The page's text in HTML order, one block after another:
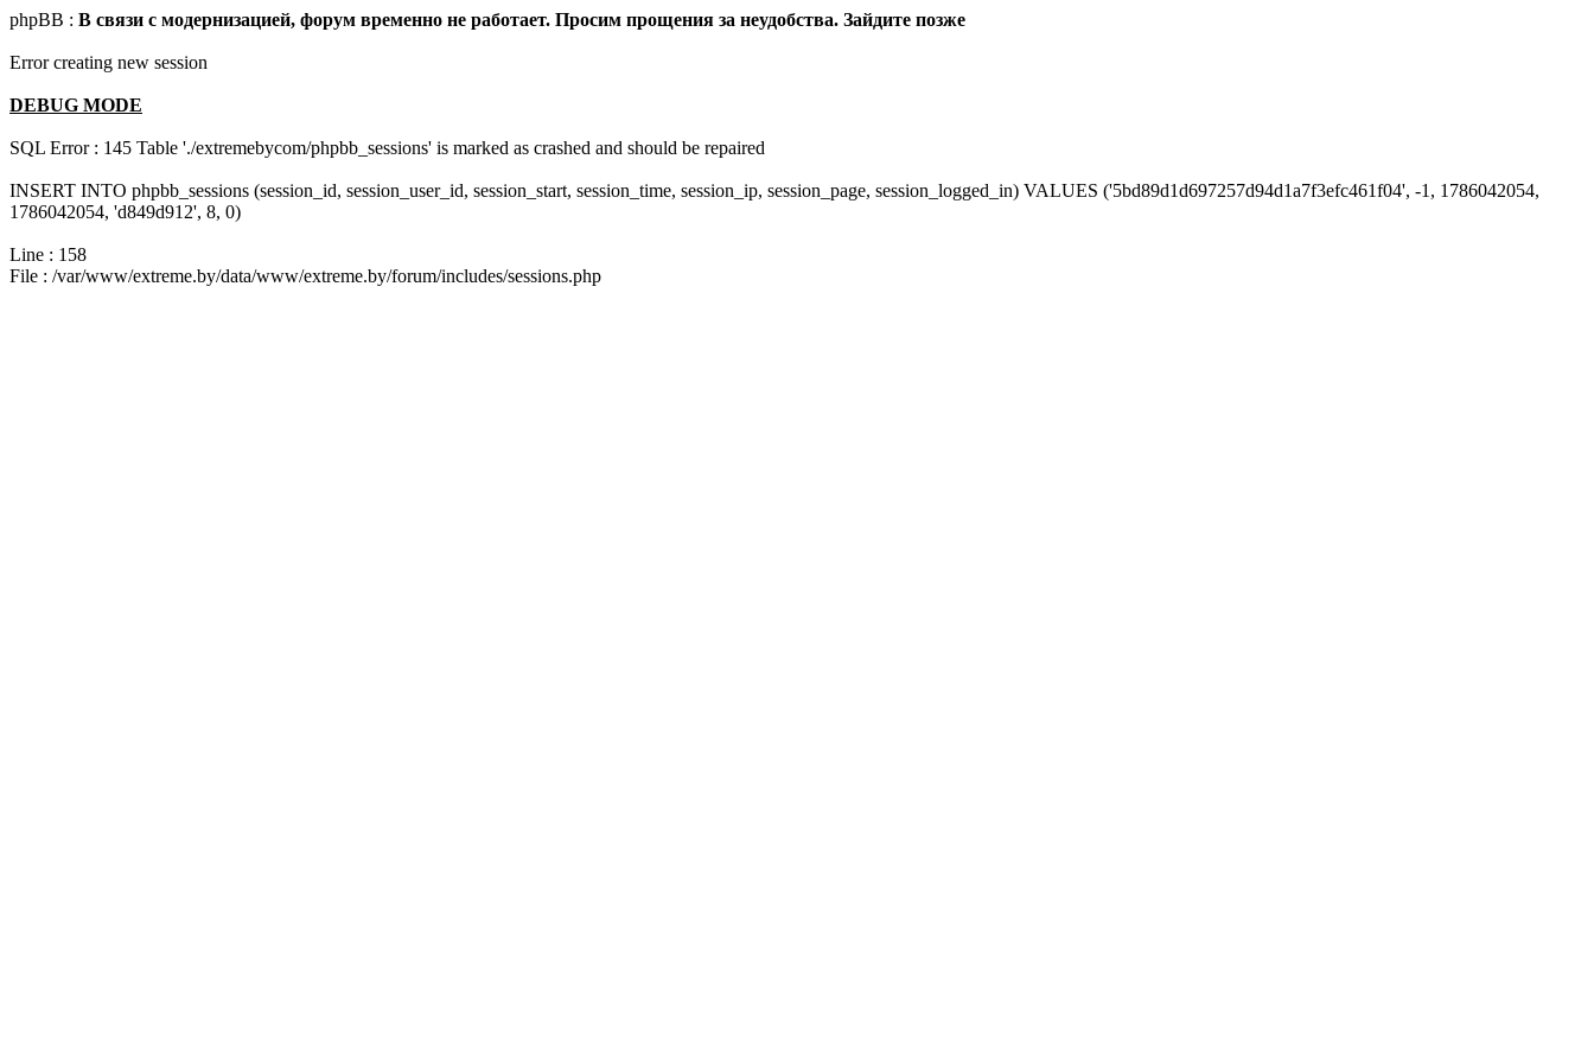
phpBB : В связи с модернизацией, форум временно не работает. Просим прощения за неудобства. Зайдите позже
Error creating new session
DEBUG MODE
SQL Error : 145 Table './extremebycom/phpbb_sessions' is marked as crashed and should be repaired
INSERT INTO phpbb_sessions (session_id, session_user_id, session_start, session_time, session_ip, session_page, session_logged_in) VALUES ('5bd89d1d697257d94d1a7f3efc461f04', -1, 1786042054,
1786042054, 'd849d912', 8, 0)
Line : 158
File : /var/www/extreme.by/data/www/extreme.by/forum/includes/sessions.php